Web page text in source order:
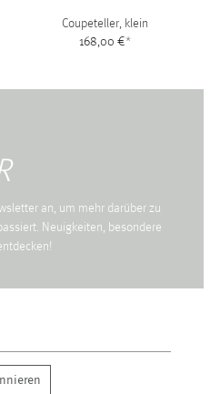
Coupeteller, klein
168,00 €*
an, um mehr darüber zu
Neuigkeiten, besondere